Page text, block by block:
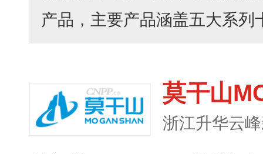
产品，主要产品涵盖五大系列
莫干山
浙江升华云